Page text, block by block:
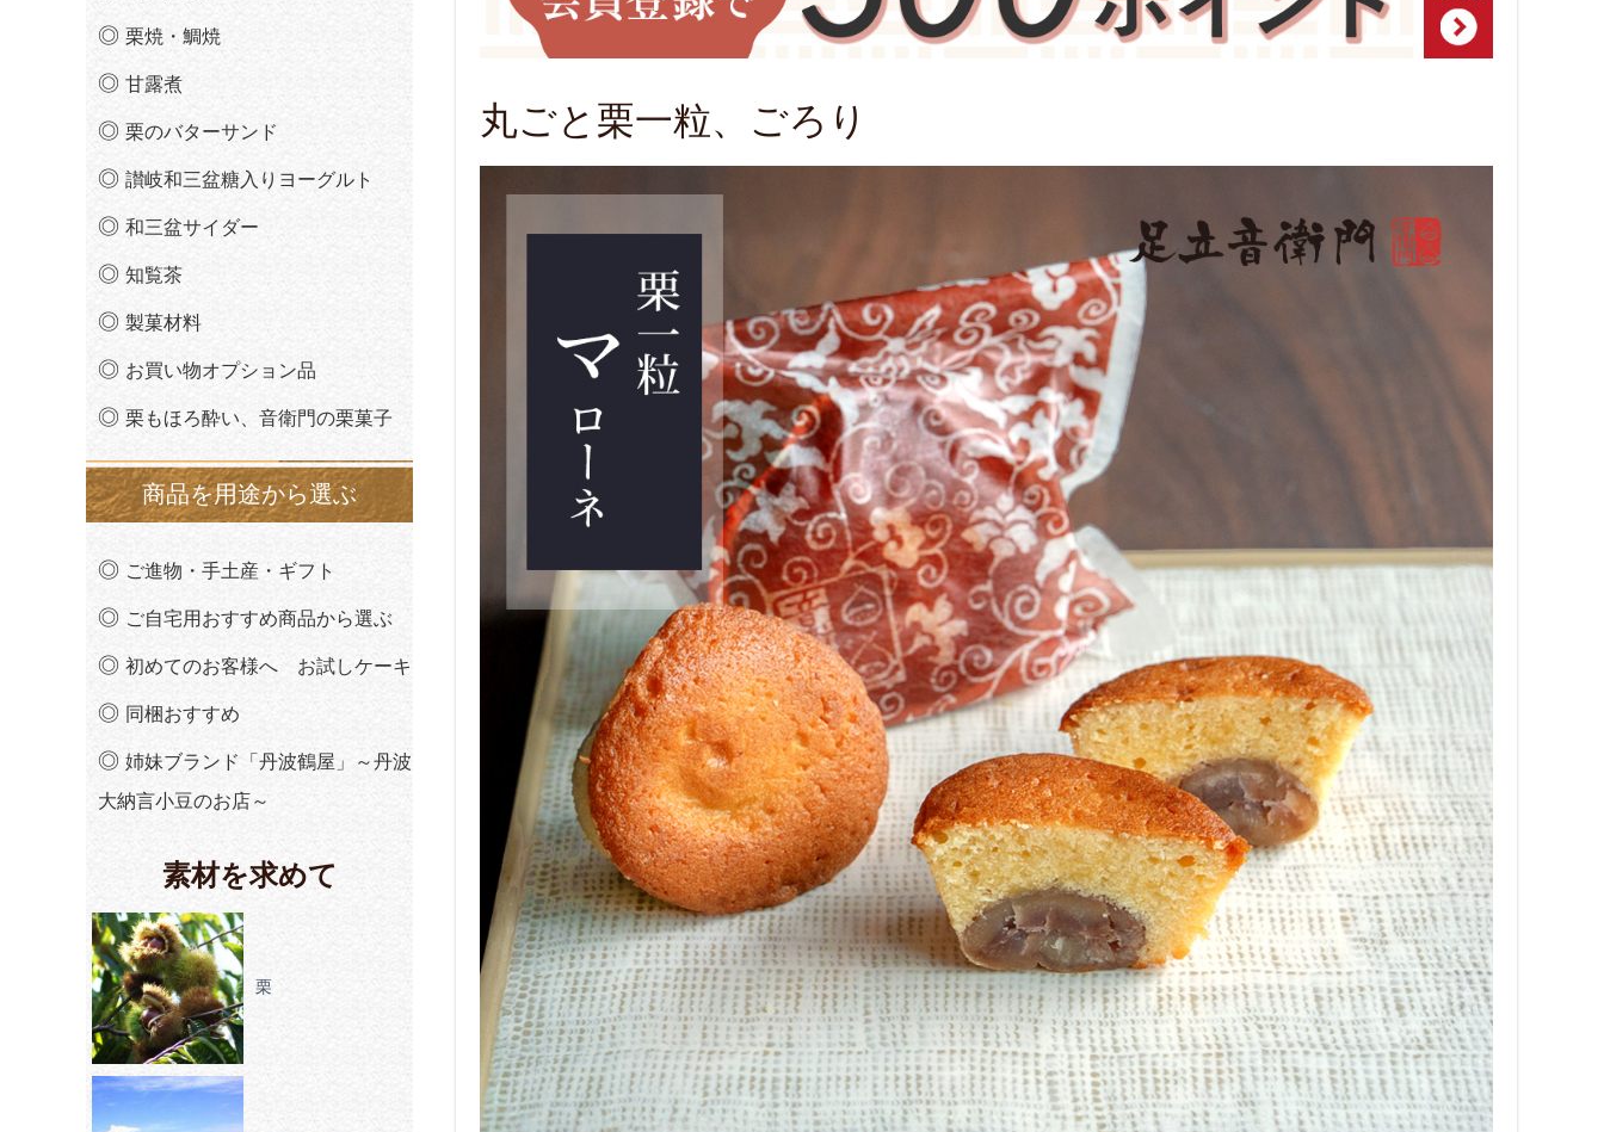
栗焼・鯛焼
甘露煮
栗のバターサンド
讃岐和三盆糖入りヨーグルト
和三盆サイダー
知覧茶
製菓材料
お買い物オプション品
栗もほろ酔い、音衛門の栗菓子
商品を用途から選ぶ
ご進物・手土産・ギフト
ご自宅用おすすめ商品から選ぶ
初めてのお客様へ お試しケーキ
同梱おすすめ
姉妹ブランド「丹波鶴屋」～丹波
大納言小豆のお店～
素材を求めて
栗
丸ごと栗一粒、ごろり